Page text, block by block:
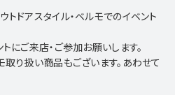
ドアスタイル・ベルモでのイベント
にご来店・ご参加お願いします。
り扱い商品もございます。あわせて